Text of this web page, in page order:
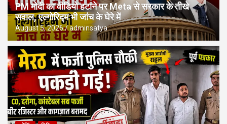
PM मोदी का वीडियो हटाने पर Meta से सरकार के तीखे
सवाल, एल्गोरिद्म भी जांच के घेरे में
August 5, 2026 adminsatya